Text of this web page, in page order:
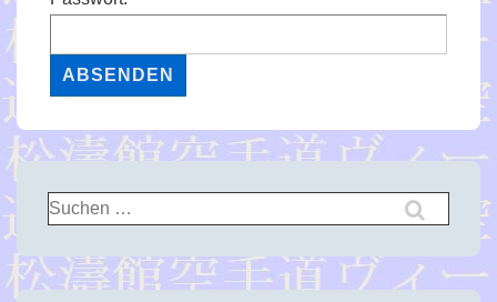
Suchen
nach: